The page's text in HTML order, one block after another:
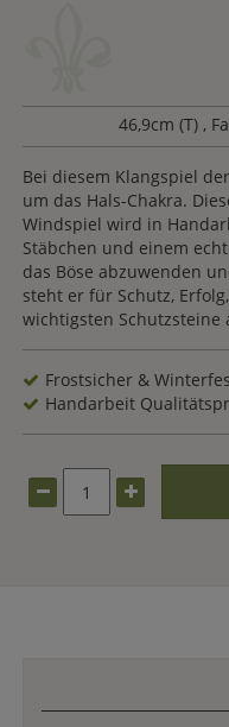
46,9cm (T) ,
Bei diesem Klangspiel
um das Hals-Chakra.
Windspiel wird in
Stäbchen und einem
das Böse abzuwenden
steht er für Schutz,
wichtigsten Schutzsteine
Frostsicher &
Handarbeit